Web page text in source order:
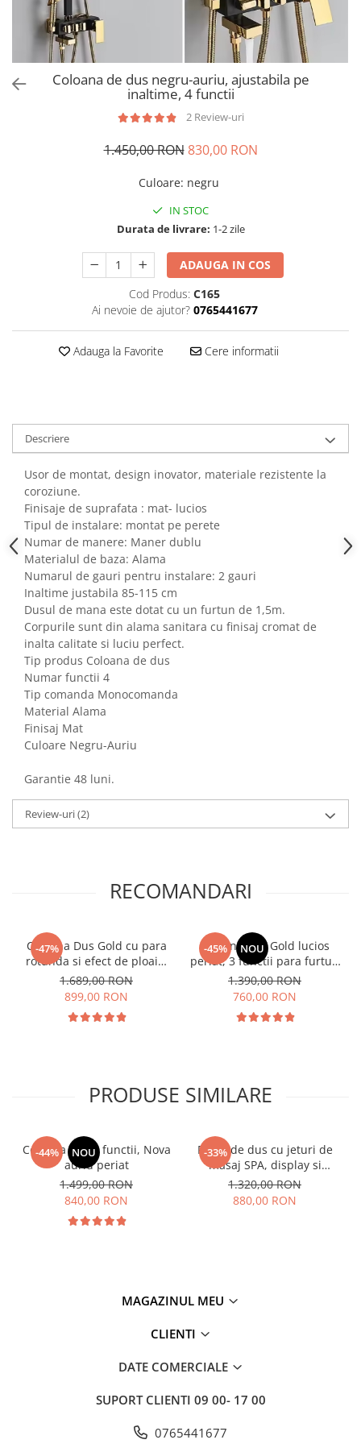
Coloana de dus negru-auriu, ajustabila pe
inaltime, 4 functii
2 Review-uri
1.450,00 RON 830,00 RON
Culoare: negru
IN STOC
Durata de livrare: 1-2 zile
ADAUGA IN COS
Cod Produs: C165
Ai nevoie de ajutor? 0765441677
Adauga la Favorite Cere informatii
Descriere
Usor de montat, design inovator, materiale rezistente la
coroziune.
Finisaje de suprafata : mat- lucios
Tipul de instalare: montat pe perete
Numar de manere: Maner dublu
Materialul de baza: Alama
Numarul de gauri pentru instalare: 2 gauri
Inaltime justabila 85-115 cm
Dusul de mana este dotat cu un furtun de 1,5m.
Corpurile sunt din alama sanitara cu finisaj cromat de
inalta calitate si luciu perfect.
Tip produs Coloana de dus
Numar functii 4
Tip comanda Monocomanda
Material Alama
Finisaj Mat
Culoare Negru-Auriu
Garantie 48 luni.
Review-uri(2)
RECOMANDARI
-47%
Coloana Dus Gold cu para
rotunda si efect de ploaie,
para ajustabila pe inaltime
1.689,00 RON
899,00 RON
-45% NOU
Coloana dus Gold lucios
periat, 3 functii para furtun
dus
1.390,00 RON
760,00 RON
PRODUSE SIMILARE
-44% NOU
Coloana dus 4 functii, Nova
auriu periat
1.499,00 RON
840,00 RON
-33%
Panel de dus cu jeturi de
masaj SPA, display si
lumina led
1.320,00 RON
880,00 RON
MAGAZINUL MEU
CLIENTI
DATE COMERCIALE
SUPORT CLIENTI 09 00- 17 00
0765441677